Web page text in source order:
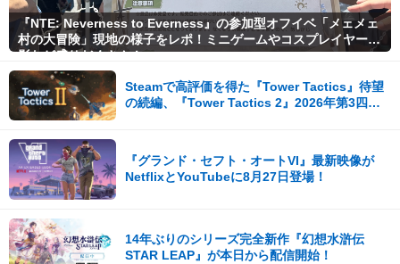
『NTE: Neverness to Everness』の参加型オフイベ「メェメェ
村の大冒険」現地の様子をレポ！ミニゲームやコスプレイヤー撮
影など盛りだくさん！
Steamで高評価を得た『Tower Tactics』待望
の続編、『Tower Tactics 2』2026年第3四半
『グランド・セフト・オートVI』最新映像が
NetflixとYouTubeに8月27日登場！
14年ぶりのシリーズ完全新作『幻想水滸伝
STAR LEAP』が本日から配信開始！